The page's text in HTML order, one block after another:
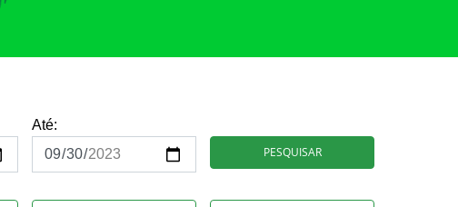
Até:
PESQUISAR